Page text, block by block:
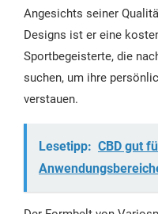
Angesichts seiner
Designs ist er eine
Sportbegeisterte, die
suchen, um ihre
verstauen.
Lesetipp: CBD gut